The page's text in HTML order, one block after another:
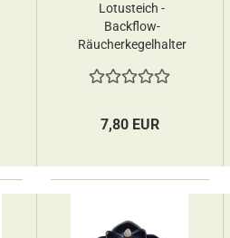
Lotusteich -
Backflow-
Räucherkegelhalter
7,80 EUR